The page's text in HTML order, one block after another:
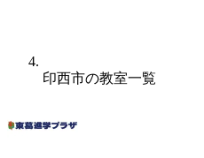
印西市の教室一覧